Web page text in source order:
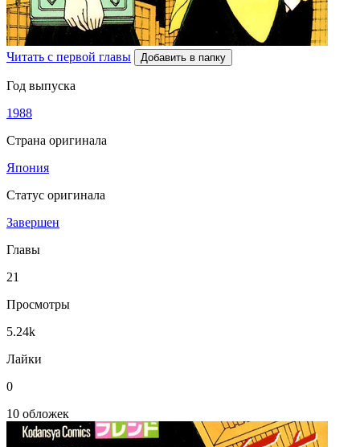
Читать с первой главы Добавить в папку
Год выпуска
1988
Страна оригинала
Япония
Статус оригинала
Завершен
Главы
21
Просмотры
5.24k
Лайки
0
10 обложек